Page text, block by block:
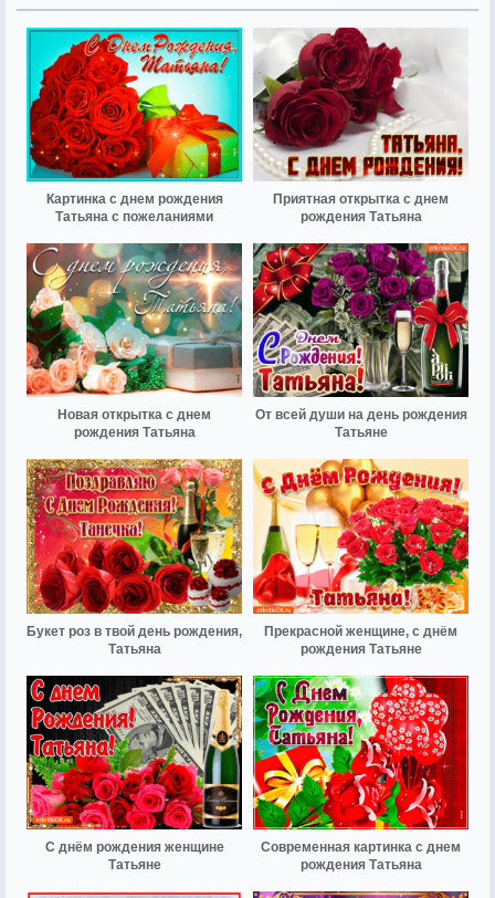
Картинка с днем рождения
Татьяна с пожеланиями
Приятная открытка с днем
рождения Татьяна
Новая открытка с днем
рождения Татьяна
От всей души на день рождения
Татьяне
Букет роз в твой день рождения,
Татьяна
Прекрасной женщине, с днём
рождения Татьяне
С днём рождения женщине
Татьяне
Современная картинка с днем
рождения Татьяна